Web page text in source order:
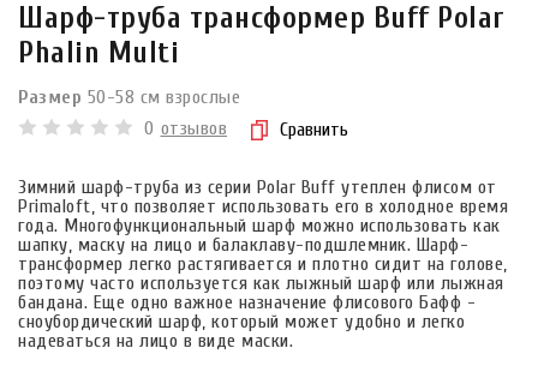
Шарф-труба трансформер Buff Polar
Phalin Multi
Размер 50-58 см взрослые
0 отзывов Сравнить
Зимний шарф-труба из серии Polar Buff утеплен флисом от
Primaloft, что позволяет использовать его в холодное время
года. Многофункциональный шарф можно использовать как
шапку, маску на лицо и балаклаву-подшлемник. Шарф-
трансформер легко растягивается и плотно сидит на голове,
поэтому часто используется как лыжный шарф или лыжная
бандана. Еще одно важное назначение флисового Бафф -
сноубордический шарф, который может удобно и легко
надеваться на лицо в виде маски.